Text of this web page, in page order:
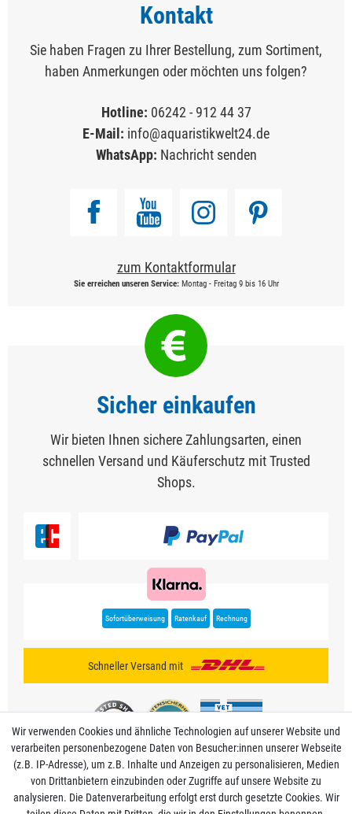
Kontakt
Sie haben Fragen zu Ihrer Bestellung, zum Sortiment,
haben Anmerkungen oder möchten uns folgen?
Hotline: 06242 - 912 44 37
E-Mail: info@aquaristikwelt24.de
WhatsApp: Nachricht senden
zum Kontaktformular
Sie erreichen unseren Service:Montag - Freitag 9 bis 16 Uhr
Sicher einkaufen
Wir bieten Ihnen sichere Zahlungsarten, einen
schnellen Versand und Käuferschutz mit Trusted
Shops.
Sofortüberweisung Ratenkauf Rechnung
Schneller Versand mit
Mein Konto
Wir verwenden Cookies und ähnliche Technologien auf unserer Website und
verarbeiten personenbezogene Daten von Besucher:innen unserer Webseite
(z.B. IP-Adresse), um z.B. Inhalte und Anzeigen zu personalisieren, Medien
von Drittanbietern einzubinden oder Zugriffe auf unsere Website zu
analysieren. Die Datenverarbeitung erfolgt erst durch gesetzte Cookies. Wir